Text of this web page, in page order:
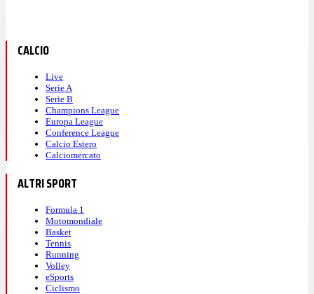
CALCIO
Live
Serie A
Serie B
Champions League
Europa League
Conference League
Calcio Estero
Calciomercato
ALTRI SPORT
Formula 1
Motomondiale
Basket
Tennis
Running
Volley
eSports
Ciclismo